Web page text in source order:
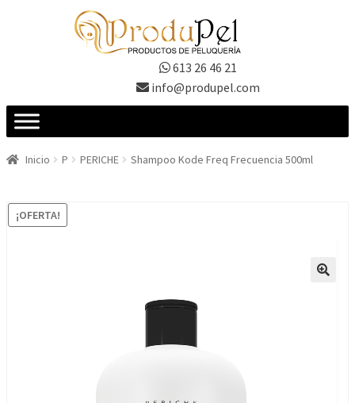
613 26 46 21
info@produpel.com
Inicio P PERICHE Shampoo Kode Freq Frecuencia 500ml
¡OFERTA!